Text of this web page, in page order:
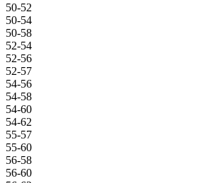
50-52
50-54
50-58
52-54
52-56
52-57
54-56
54-58
54-60
54-62
55-57
55-60
56-58
56-60